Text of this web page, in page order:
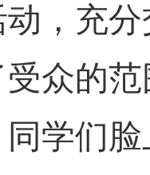
，充
众的
同学们